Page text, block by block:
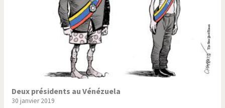
Deux présidents au Vénézuela
30 janvier 2019